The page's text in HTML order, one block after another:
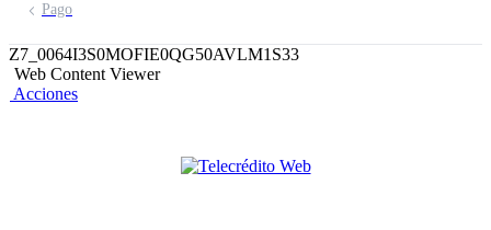
Pago
Z7_0064I3S0MOFIE0QG50AVLM1S33
Web Content Viewer
Acciones